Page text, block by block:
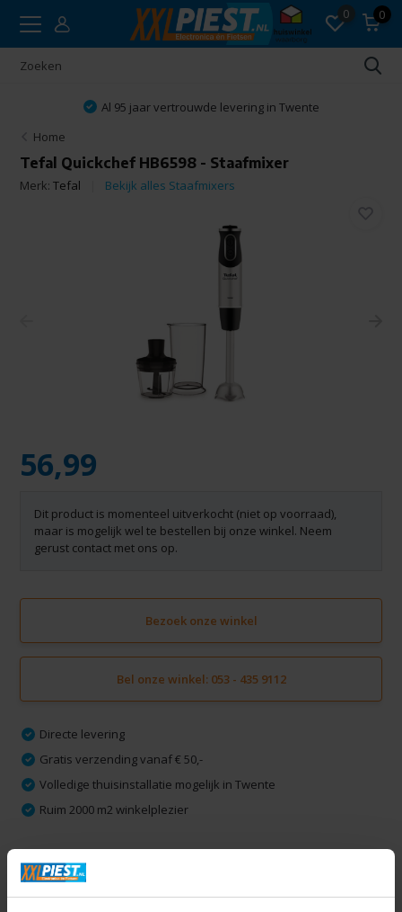
0 0
Al 95 jaar vertrouwde levering in Twente
Home
Tefal Quickchef HB6598 - Staafmixer
Merk:Tefal Bekijk alles Staafmixers
56,99
Dit product is momenteel uitverkocht (niet op voorraad),
maar is mogelijk wel te bestellen bij onze winkel. Neem
gerust contact met ons op.
Bezoek onze winkel
Bel onze winkel: 053 - 435 9112
Directe levering
Gratis verzending vanaf € 50,-
Volledige thuisinstallatie mogelijk in Twente
Ruim 2000 m2 winkelplezier
Productomschrijving